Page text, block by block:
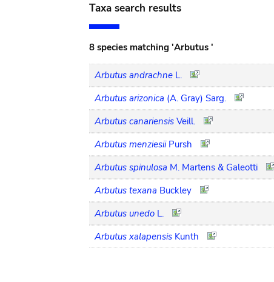
Taxa search results
8 species matching 'Arbutus '
Arbutus andrachne L.
Arbutus arizonica (A. Gray) Sarg.
Arbutus canariensis Veill.
Arbutus menziesii Pursh
Arbutus spinulosa M. Martens & Galeotti
Arbutus texana Buckley
Arbutus unedo L.
Arbutus xalapensis Kunth